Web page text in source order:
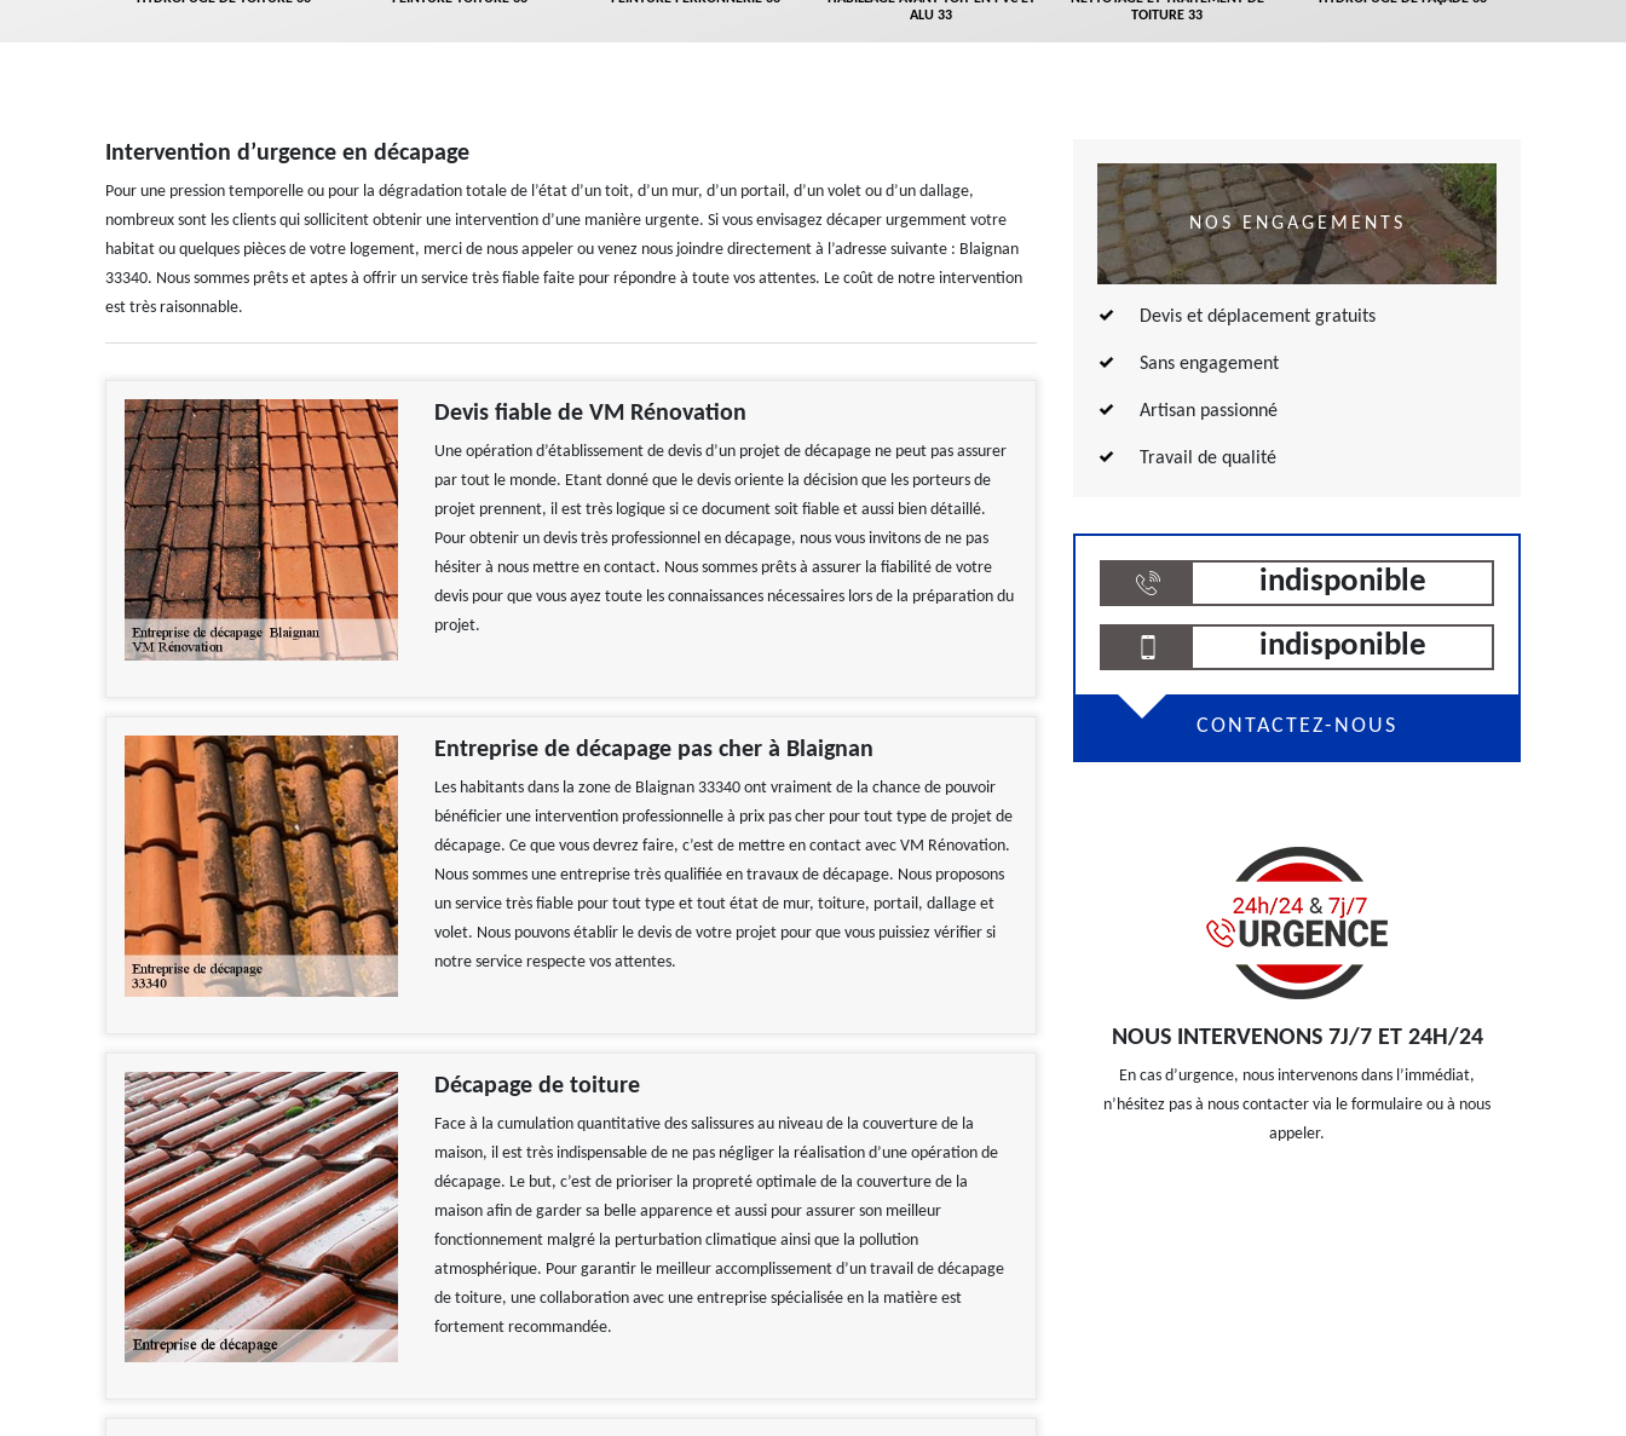
ALU 33
TOITURE 33
Intervention d’urgence en décapage
Pour une pression temporelle ou pour la dégradation totale de l’état d’un toit, d’un mur, d’un portail, d’un volet ou d’un dallage,
nombreux sont les clients qui sollicitent obtenir une intervention d’une manière urgente. Si vous envisagez décaper urgemment votre
habitat ou quelques pièces de votre logement, merci de nous appeler ou venez nous joindre directement à l’adresse suivante : Blaignan
33340. Nous sommes prêts et aptes à offrir un service très fiable faite pour répondre à toute vos attentes. Le coût de notre intervention
est très raisonnable.
Devis fiable de VM Rénovation
Une opération d’établissement de devis d’un projet de décapage ne peut pas assurer
par tout le monde. Etant donné que le devis oriente la décision que les porteurs de
projet prennent, il est très logique si ce document soit fiable et aussi bien détaillé.
Pour obtenir un devis très professionnel en décapage, nous vous invitons de ne pas
hésiter à nous mettre en contact. Nous sommes prêts à assurer la fiabilité de votre
devis pour que vous ayez toute les connaissances nécessaires lors de la préparation du
projet.
Entreprise de décapage pas cher à Blaignan
Les habitants dans la zone de Blaignan 33340 ont vraiment de la chance de pouvoir
bénéficier une intervention professionnelle à prix pas cher pour tout type de projet de
décapage. Ce que vous devrez faire, c’est de mettre en contact avec VM Rénovation.
Nous sommes une entreprise très qualifiée en travaux de décapage. Nous proposons
un service très fiable pour tout type et tout état de mur, toiture, portail, dallage et
volet. Nous pouvons établir le devis de votre projet pour que vous puissiez vérifier si
notre service respecte vos attentes.
Décapage de toiture
Face à la cumulation quantitative des salissures au niveau de la couverture de la
maison, il est très indispensable de ne pas négliger la réalisation d’une opération de
décapage. Le but, c’est de prioriser la propreté optimale de la couverture de la
maison afin de garder sa belle apparence et aussi pour assurer son meilleur
fonctionnement malgré la perturbation climatique ainsi que la pollution
atmosphérique. Pour garantir le meilleur accomplissement d’un travail de décapage
de toiture, une collaboration avec une entreprise spécialisée en la matière est
fortement recommandée.
NOS ENGAGEMENTS
Devis et déplacement gratuits
Sans engagement
Artisan passionné
Travail de qualité
indisponible
indisponible
CONTACTEZ-NOUS
NOUS INTERVENONS 7J/7 ET 24H/24
En cas d’urgence, nous intervenons dans l’immédiat,
n’hésitez pas à nous contacter via le formulaire ou à nous
appeler.